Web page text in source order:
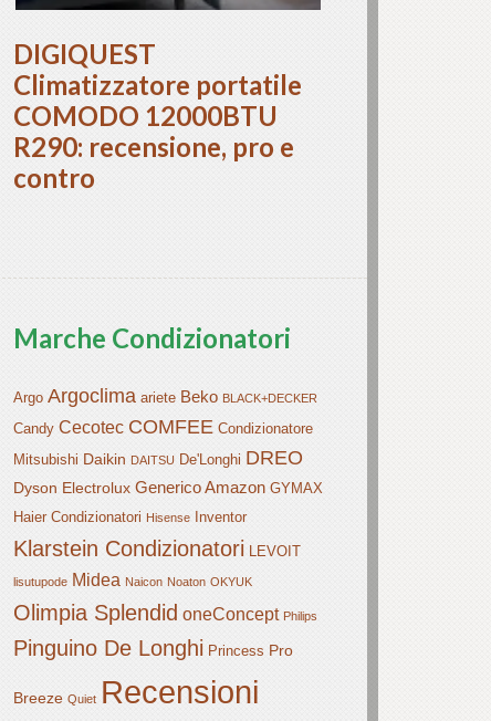
DIGIQUEST
Climatizzatore portatile
COMODO 12000BTU
R290: recensione, pro e
contro
Marche Condizionatori
Argo Argoclima ariete Beko BLACK+DECKER
Candy Cecotec COMFEE Condizionatore
Mitsubishi Daikin DAITSU De'Longhi DREO
Dyson Electrolux Generico Amazon GYMAX
Haier Condizionatori Hisense Inventor
Klarstein Condizionatori LEVOIT
lisutupode Midea Naicon Noaton OKYUK
Olimpia Splendid oneConcept Philips
Pinguino De Longhi Princess Pro
Breeze Quiet Recensioni